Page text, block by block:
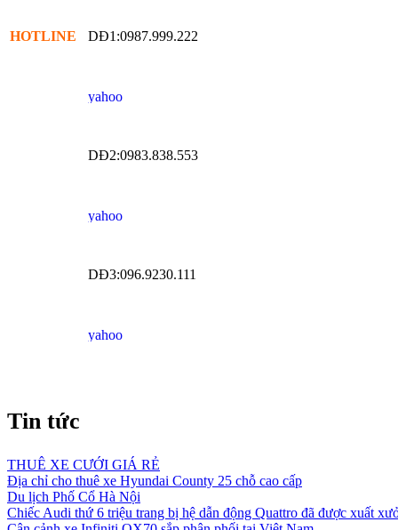
HOTLINE DĐ1:0987.999.222
DĐ2:0983.838.553
DĐ3:096.9230.111
Tin tức
THUÊ XE CƯỚI GIÁ RẺ
Địa chỉ cho thuê xe Hyundai County 25 chỗ cao cấp
Du lịch Phố Cổ Hà Nội
Chiếc Audi thứ 6 triệu trang bị hệ dẫn động Quattro đã được xuất